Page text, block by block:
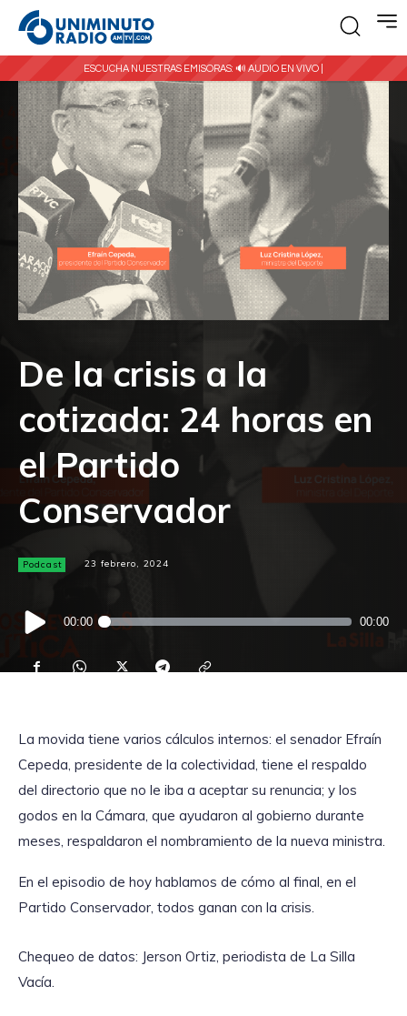
ESCUCHA NUESTRAS EMISORAS: 🔊 AUDIO EN VIVO |
De la crisis a la
cotizada: 24 horas en
el Partido
Conservador
Podcast 23 febrero, 2024
Reproductor
de
00:00 00:00
La movida tiene varios cálculos internos: el senador Efraín
Cepeda, presidente de la colectividad, tiene el respaldo
del directorio que no le iba a aceptar su renuncia; y los
godos en la Cámara, que ayudaron al gobierno durante
meses, respaldaron el nombramiento de la nueva ministra.
En el episodio de hoy hablamos de cómo al final, en el
Partido Conservador, todos ganan con la crisis.
Chequeo de datos: Jerson Ortiz, periodista de La Silla
Vacía.